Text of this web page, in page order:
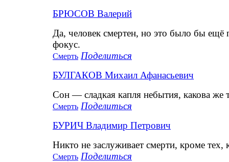
БРЮСОВ Валерий
Да, человек смертен, но это было бы ещё
фокус.
Смерть Поделиться
БУЛГАКОВ Михаил Афанасьевич
Сон — сладкая капля небытия, какова же
Смерть Поделиться
БУРИЧ Владимир Петрович
Никто не заслуживает смерти, кроме тех,
Смерть Поделиться